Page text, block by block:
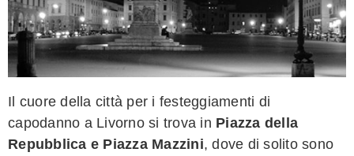
Il cuore della città per i festeggiamenti di
capodanno a Livorno si trova in Piazza della
Repubblica e Piazza Mazzini, dove di solito sono